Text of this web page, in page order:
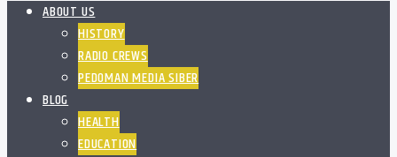
ABOUT US
HISTORY
RADIO CREWS
PEDOMAN MEDIA SIBER
BLOG
HEALTH
EDUCATION